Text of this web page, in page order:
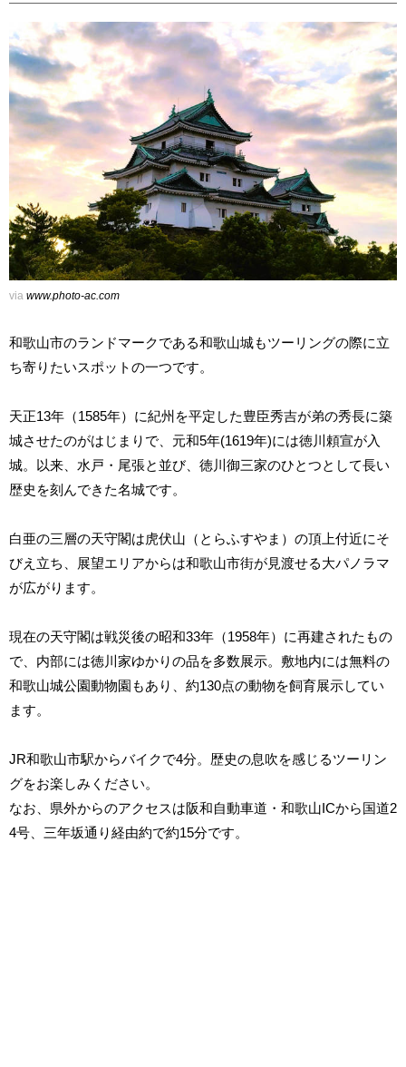
via www.photo-ac.com
和歌山市のランドマークである和歌山城もツーリングの際に立
ち寄りたいスポットの一つです。
天正13年（1585年）に紀州を平定した豊臣秀吉が弟の秀長に築
城させたのがはじまりで、元和5年(1619年)には徳川頼宣が入
城。以来、水戸・尾張と並び、徳川御三家のひとつとして長い
歴史を刻んできた名城です。
白亜の三層の天守閣は虎伏山（とらふすやま）の頂上付近にそ
びえ立ち、展望エリアからは和歌山市街が見渡せる大パノラマ
が広がります。
現在の天守閣は戦災後の昭和33年（1958年）に再建されたもの
で、内部には徳川家ゆかりの品を多数展示。敷地内には無料の
和歌山城公園動物園もあり、約130点の動物を飼育展示してい
ます。
JR和歌山市駅からバイクで4分。歴史の息吹を感じるツーリン
グをお楽しみください。
なお、県外からのアクセスは阪和自動車道・和歌山ICから国道2
4号、三年坂通り経由約で約15分です。